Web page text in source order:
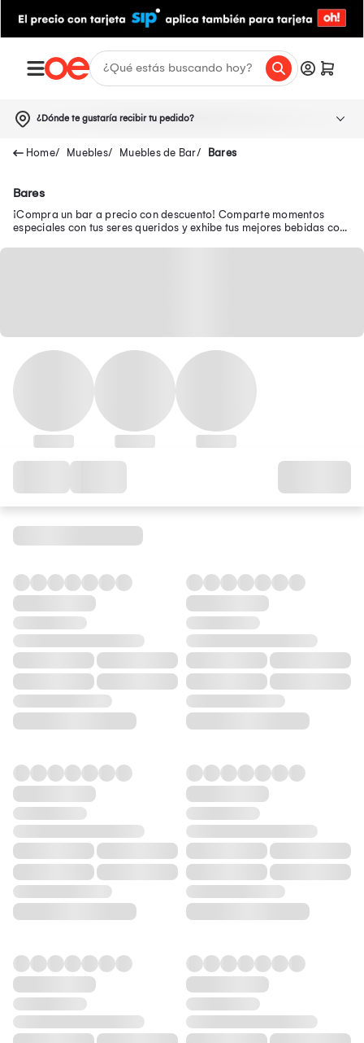
¿Dónde te gustaría recibir tu pedido?
Muebles Muebles de Bar Bares
Bares
¡Compra un bar a precio con descuento! Comparte momentos
especiales con tus seres queridos y exhibe tus mejores bebidas con